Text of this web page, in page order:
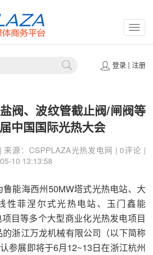
登录| 注册
阀、波纹管截止阀/闸阀等
中国国际光热大会
来源：CSPPLAZA光热发电网 | 0评论 |
10 13:13:58
鲁能海西州50MW塔式光热电站、大
性菲涅尔式光热电站、玉门鑫能
目等多个大型商业化光热发电项目
浙江万龙机械有限公司（以下简称
参展即将于6月12~13日在浙江杭州